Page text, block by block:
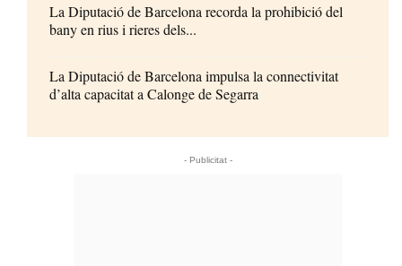
La Diputació de Barcelona recorda la prohibició del
bany en rius i rieres dels...
La Diputació de Barcelona impulsa la connectivitat
d’alta capacitat a Calonge de Segarra
- Publicitat -